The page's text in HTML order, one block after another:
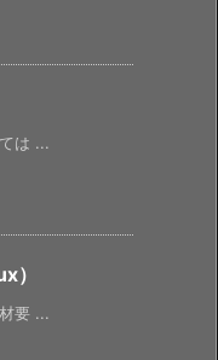
は ...
）
要 ...